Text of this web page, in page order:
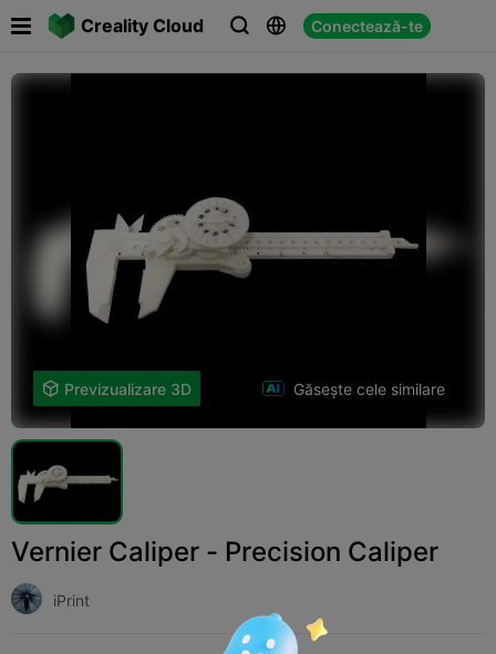
Creality Cloud   Conectează-te
 
 Previzualizare 3D Găsește cele similare
Vernier Caliper - Precision Caliper
iPrint